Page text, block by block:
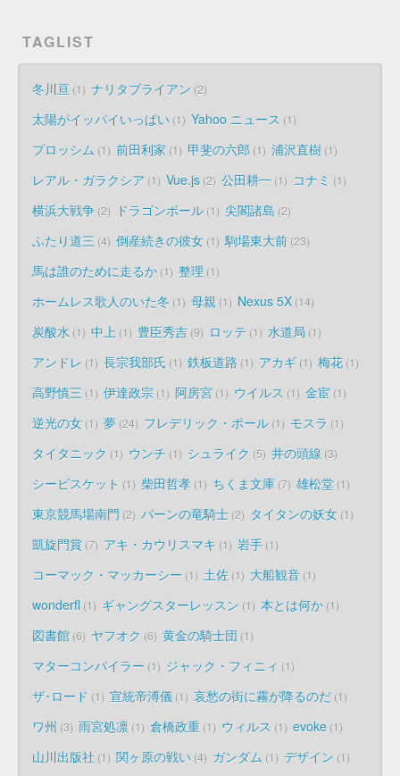
TAGLIST
冬川亘 1 ナリタブライアン 2
太陽がイッパイいっぱい 1 Yahoo ニュース 1
プロッシム 1 前田利家 1 甲斐の六郎 1 浦沢直樹 1
レアル・ガラクシア 1 Vue.js 2 公田耕一 1 コナミ 1
横浜大戦争 2 ドラゴンボール 1 尖閣諸島 2
ふたり道三 4 倒産続きの彼女 1 駒場東大前 23
馬は誰のために走るか 1 整理 1
ホームレス歌人のいた冬 1 母親 1 Nexus 5X 14
炭酸水 1 中上 1 豊臣秀吉 9 ロッテ 1 水道局 1
アンドレ 1 長宗我部氏 1 鉄板道路 1 アカギ 1 梅花 1
高野慎三 1 伊達政宗 1 阿房宮 1 ウイルス 1 金宦 1
逆光の女 1 夢 24 フレデリック・ポール 1 モスラ 1
タイタニック 1 ウンチ 1 シュライク 5 井の頭線 3
シービスケット 1 柴田哲孝 1 ちくま文庫 7 雄松堂 1
東京競馬場南門 2 パーンの竜騎士 2 タイタンの妖女 1
凱旋門賞 7 アキ・カウリスマキ 1 岩手 1
コーマック・マッカーシー 1 土佐 1 大船観音 1
wonderfl 1 ギャングスターレッスン 1 本とは何か 1
図書館 6 ヤフオク 6 黄金の騎士団 1
マターコンパイラー 1 ジャック・フィニィ 1
ザ･ロード 1 宣統帝溥儀 1 哀愁の街に霧が降るのだ 1
ワ州 3 雨宮処凛 1 倉橋政重 1 ウィルス 1 evoke 1
山川出版社 1 関ヶ原の戦い 4 ガンダム 1 デザイン 1